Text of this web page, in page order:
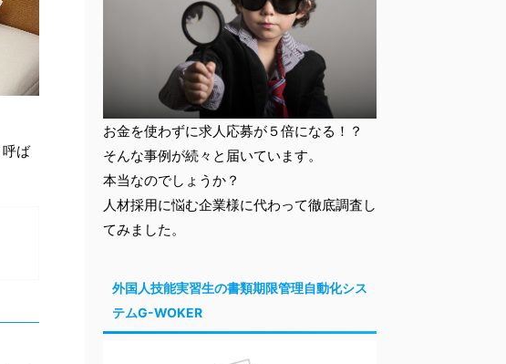
ば
お金を使わずに求人応募が５倍になる！？
そんな事例が続々と届いています。
本当なのでしょうか？
人材採用に悩む企業様に代わって徹底調査し
てみました。
外国人技能実習生の書類期限管理自動化シス
テムG-WOKER